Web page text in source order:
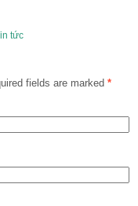
tức
fields are marked *